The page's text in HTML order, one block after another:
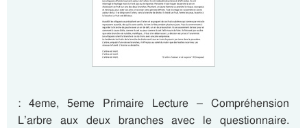
: 4eme, 5eme Primaire Lecture – Compréhension
L’arbre aux deux branches avec le questionnaire.